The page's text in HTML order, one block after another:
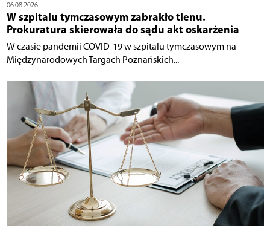
06.08.2026
W szpitalu tymczasowym zabrakło tlenu.
Prokuratura skierowała do sądu akt oskarżenia
W czasie pandemii COVID-19 w szpitalu tymczasowym na
Międzynarodowych Targach Poznańskich...